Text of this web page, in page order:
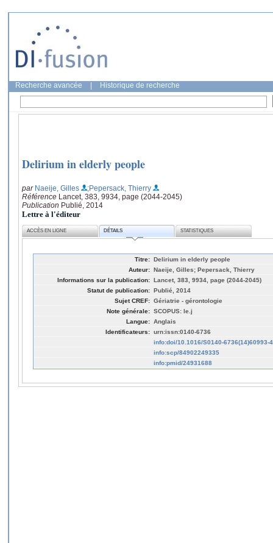
Recherche avancée Historique de recherche
Delirium in elderly people
par Naeije, Gilles
;Pepersack, Thierry
Référence Lancet, 383, 9934, page (2044-2045)
Publication Publié, 2014
Lettre à l'éditeur
ACCÈS EN LIGNE DÉTAILS STATISTIQUES
Titre: Delirium in elderly people
Auteur: Naeije, Gilles; Pepersack, Thierry
Informations sur la publication: Lancet, 383, 9934, page (2044-2045)
Statut de publication: Publié, 2014
Sujet CREF: Gériatrie - gérontologie
Note générale: SCOPUS: le.j
Langue: Anglais
Identificateurs: urn:issn:0140-6736
info:doi/10.1016/S0140-6736(14)60993-4
info:scp/84902249335
info:pmid/24931688